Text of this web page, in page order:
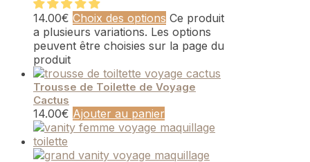
14.00€ Choix des options Ce produit
a plusieurs variations. Les options
peuvent être choisies sur la page du
produit
Trousse de Toilette de Voyage
Cactus
14.00€ Ajouter au panier